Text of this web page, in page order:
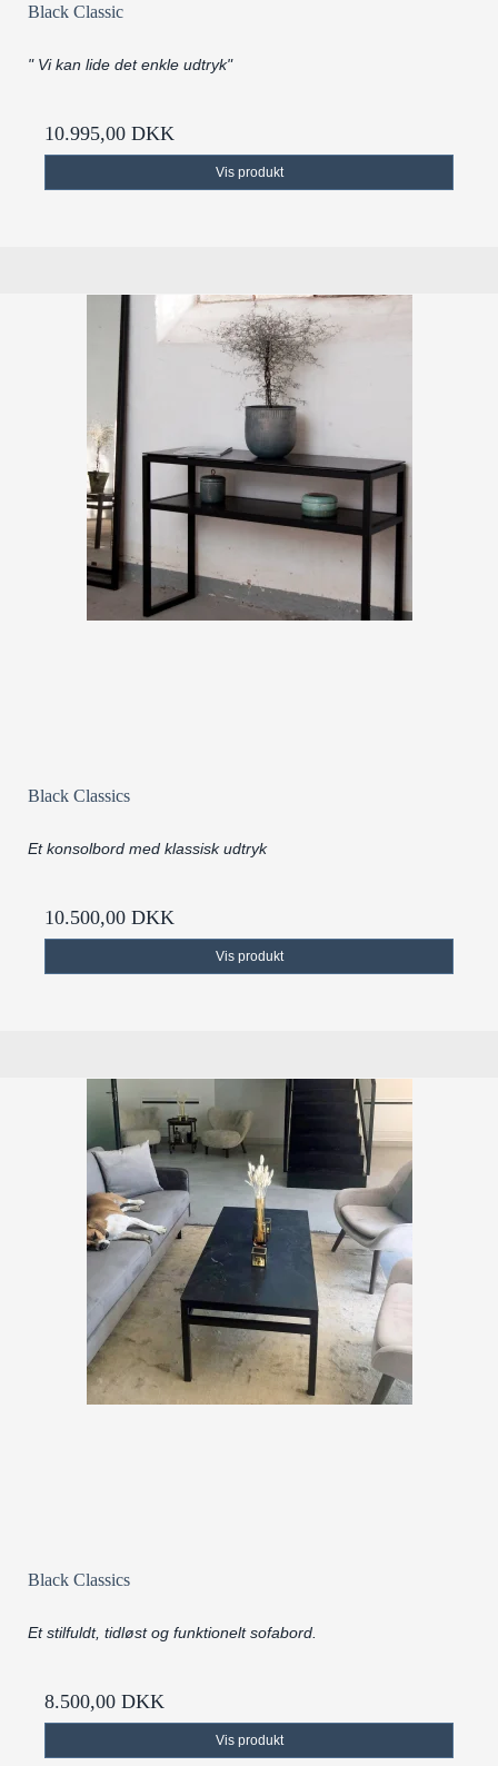
Black Classic
" Vi kan lide det enkle udtryk"
10.995,00 DKK
Vis produkt
Black Classics
Et konsolbord med klassisk udtryk
10.500,00 DKK
Vis produkt
Black Classics
Et stilfuldt, tidløst og funktionelt sofabord.
8.500,00 DKK
Vis produkt